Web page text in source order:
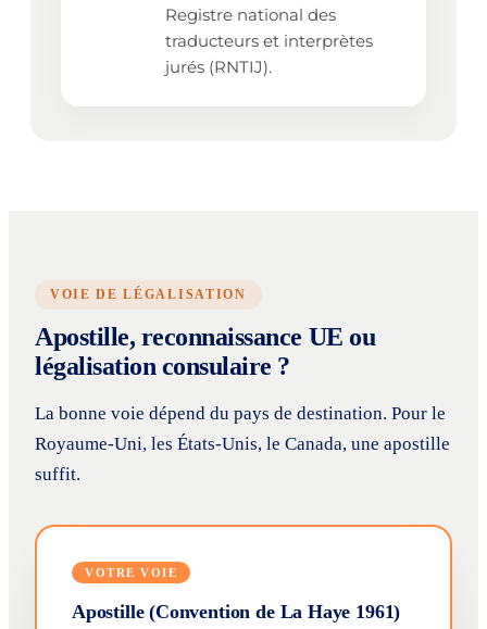
Registre national des
traducteurs et interprètes
jurés (RNTIJ).
VOIE DE LÉGALISATION
Apostille, reconnaissance UE ou
légalisation consulaire ?
La bonne voie dépend du pays de destination. Pour le
Royaume-Uni, les États-Unis, le Canada, une apostille
suffit.
VOTRE VOIE
Apostille (Convention de La Haye 1961)